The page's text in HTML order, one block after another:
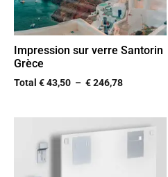
Impression sur verre Santorin
Grèce
Total €43,50 – €246,78